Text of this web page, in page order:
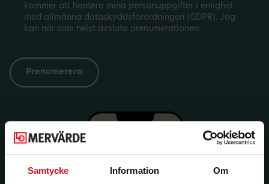
Samtycke Information Om
kommer att hantera mina personuppgifter i enlighet
med allmänna dataskyddsförordningen (GDPR). Jag
kan när som helst avsluta prenumerationen.